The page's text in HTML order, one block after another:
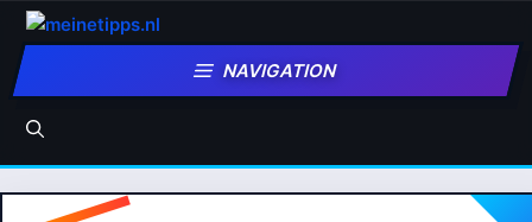
Zum
Inhalt
springen
NAVIGATION